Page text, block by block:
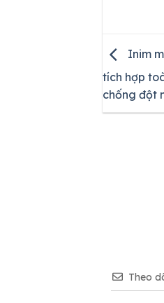
Inim
tích hợp
chống đột
Theo